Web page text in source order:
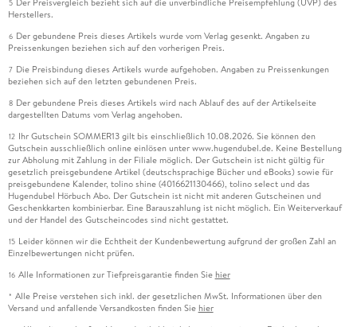
5
Herstellers.
6 Der gebundene Preis dieses Artikels wurde vom Verlag gesenkt. Angaben zu
Preissenkungen beziehen sich auf den vorherigen Preis.
7 Die Preisbindung dieses Artikels wurde aufgehoben. Angaben zu Preissenkungen
beziehen sich auf den letzten gebundenen Preis.
8 Der gebundene Preis dieses Artikels wird nach Ablauf des auf der Artikelseite
dargestellten Datums vom Verlag angehoben.
12 Ihr Gutschein SOMMER13 gilt bis einschließlich 10.08.2026. Sie können den
Gutschein ausschließlich online einlösen unter www.hugendubel.de. Keine Bestellung
zur Abholung mit Zahlung in der Filiale möglich. Der Gutschein ist nicht gültig für
gesetzlich preisgebundene Artikel (deutschsprachige Bücher und eBooks) sowie für
preisgebundene Kalender, tolino shine (4016621130466), tolino select und das
Hugendubel Hörbuch Abo. Der Gutschein ist nicht mit anderen Gutscheinen und
Geschenkkarten kombinierbar. Eine Barauszahlung ist nicht möglich. Ein Weiterverkauf
und der Handel des Gutscheincodes sind nicht gestattet.
15 Leider können wir die Echtheit der Kundenbewertung aufgrund der großen Zahl an
Einzelbewertungen nicht prüfen.
16 Alle Informationen zur Tiefpreisgarantie finden Sie hier
* Alle Preise verstehen sich inkl. der gesetzlichen MwSt. Informationen über den
Versand und anfallende Versandkosten finden Sie hier